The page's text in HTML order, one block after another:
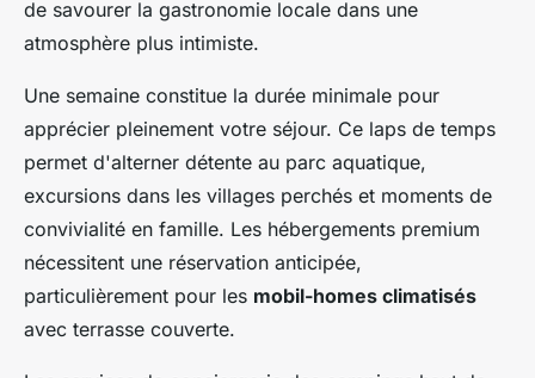
de savourer la gastronomie locale dans une
atmosphère plus intimiste.
Une semaine constitue la durée minimale pour
apprécier pleinement votre séjour. Ce laps de temps
permet d'alterner détente au parc aquatique,
excursions dans les villages perchés et moments de
convivialité en famille. Les hébergements premium
nécessitent une réservation anticipée,
particulièrement pour les mobil-homes climatisés
avec terrasse couverte.